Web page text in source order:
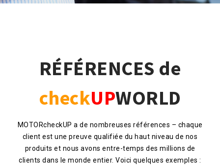
RÉFÉRENCES de
checkUPWORLD
MOTORcheckUP a de nombreuses références – chaque
client est une preuve qualifiée du haut niveau de nos
produits et nous avons entre-temps des millions de
clients dans le monde entier. Voici quelques exemples :